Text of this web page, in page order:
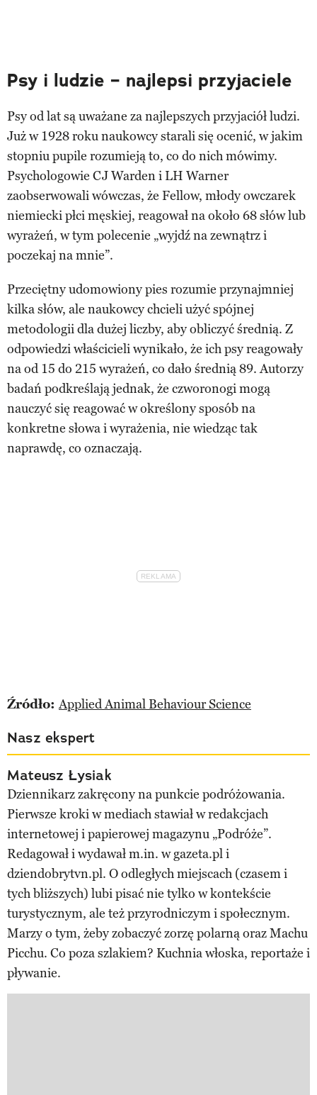
Psy i ludzie – najlepsi przyjaciele
Psy od lat są uważane za najlepszych przyjaciół ludzi.
Już w 1928 roku naukowcy starali się ocenić, w jakim
stopniu pupile rozumieją to, co do nich mówimy.
Psychologowie CJ Warden i LH Warner
zaobserwowali wówczas, że Fellow, młody owczarek
niemiecki płci męskiej, reagował na około 68 słów lub
wyrażeń, w tym polecenie „wyjdź na zewnątrz i
poczekaj na mnie”.
Przeciętny udomowiony pies rozumie przynajmniej
kilka słów, ale naukowcy chcieli użyć spójnej
metodologii dla dużej liczby, aby obliczyć średnią. Z
odpowiedzi właścicieli wynikało, że ich psy reagowały
na od 15 do 215 wyrażeń, co dało średnią 89. Autorzy
badań podkreślają jednak, że czworonogi mogą
nauczyć się reagować w określony sposób na
konkretne słowa i wyrażenia, nie wiedząc tak
naprawdę, co oznaczają.
Źródło:Applied Animal Behaviour Science
Nasz ekspert
Mateusz Łysiak
Dziennikarz zakręcony na punkcie podróżowania.
Pierwsze kroki w mediach stawiał w redakcjach
internetowej i papierowej magazynu „Podróże”.
Redagował i wydawał m.in. w gazeta.pl i
dziendobrytvn.pl. O odległych miejscach (czasem i
tych bliższych) lubi pisać nie tylko w kontekście
turystycznym, ale też przyrodniczym i społecznym.
Marzy o tym, żeby zobaczyć zorzę polarną oraz Machu
Picchu. Co poza szlakiem? Kuchnia włoska, reportaże i
pływanie.